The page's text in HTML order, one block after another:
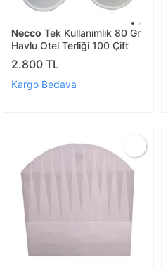
Necco Tek Kullanımlık 80 Gr
Havlu Otel Terliği 100 Çift
2.800 TL
Kargo Bedava